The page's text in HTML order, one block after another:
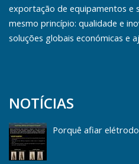
exportação de equipamentos e
mesmo princípio: qualidade e
soluções globais económicas e
NOTÍCIAS
Porquê afiar